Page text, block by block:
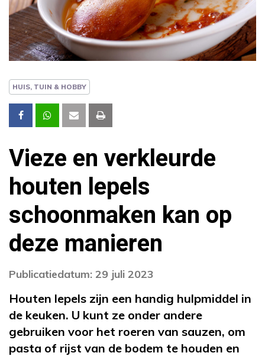
HUIS, TUIN & HOBBY
Vieze en verkleurde
houten lepels
schoonmaken kan op
deze manieren
Publicatiedatum: 29 juli 2023
Houten lepels zijn een handig hulpmiddel in
de keuken. U kunt ze onder andere
gebruiken voor het roeren van sauzen, om
pasta of rijst van de bodem te houden en